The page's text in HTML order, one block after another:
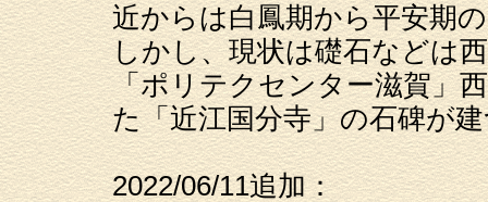
近からは白鳳期から平安期
しかし、現状は礎石などは
「ポリテクセンター滋賀」
た「近江国分寺」の石碑が
2022/06/11追加：